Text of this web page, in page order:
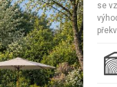
se